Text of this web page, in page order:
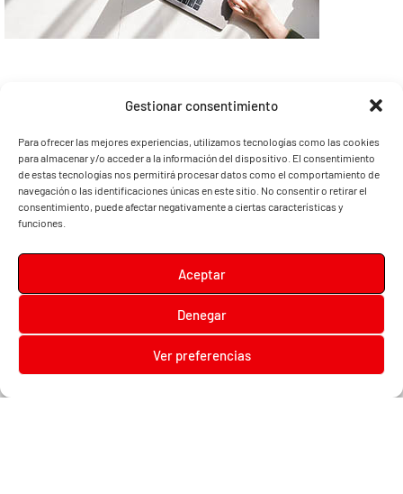
Gestionar consentimiento
Para ofrecer las mejores experiencias, utilizamos tecnologías como las cookies
para almacenar y/o acceder a la información del dispositivo. El consentimiento
de estas tecnologías nos permitirá procesar datos como el comportamiento de
navegación o las identificaciones únicas en este sitio. No consentir o retirar el
consentimiento, puede afectar negativamente a ciertas características y
funciones.
Aceptar
Denegar
Ver preferencias
Diari la Terreta
, un diario digital en el que podrás encontrar noticias de toda la